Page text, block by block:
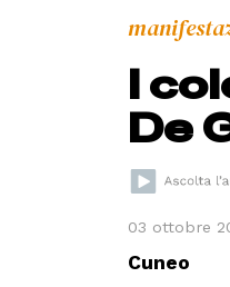
I
De
03 ottobre
Cuneo